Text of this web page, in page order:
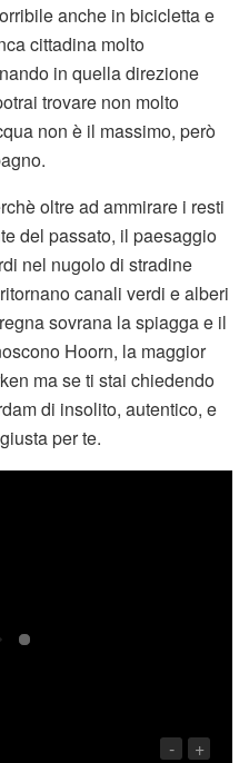
anche in bicicletta e
cittadina molto
in quella direzione
trovare non molto
non è il massimo, però
oltre ad ammirare i resti
del passato, il paesaggio
nel nugolo di stradine
canali verdi e alberi
sovrana la spiagga e il
Hoorn, la maggior
ma se ti stai chiedendo
di insolito, autentico, e
per te.
- +